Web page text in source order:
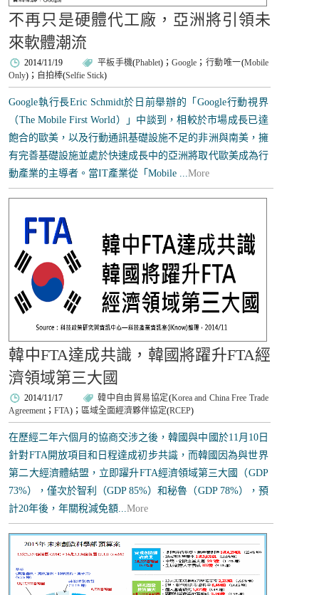
不再只是硬體代工廠，亞洲將引領未
來軟體潮流
2014/11/19 平板手機(Phablet)；Google ； 行動唯一(Mobile
Only)； 自拍棒(Selfie Stick)
Google執行長Eric Schmidt於日前舉辦的「Google行動視界
（The Mobile First World）」中談到，相較於市場成長已達
飽合的歐美，以及行動通訊基礎設施不足的非洲與南美，擁
有完善基礎設施並處於快速成長中的亞洲將取代歐美成為行
動產業的主導者。當IT產業從「Mobile ...More
韓中FTA達成共識，韓國將躍升FTA經
濟領域第三大國
2014/11/17 韓中自由貿易協定(Korea and China Free Trade
Agreement ；FTA)； 區域全面經濟夥伴協定(RCEP)
在歷經二年六個月的協商交涉之後，韓國與中國於11月10日
針對FTA開放項目和日程達成初步共識，而韓國因為與世界
第二大經濟體結盟，立即躍升FTA經濟領域第三大國（GDP
73%），僅次於智利（GDP 85%）和秘魯（GDP 78%），預
計20年後，年關稅減免額...More